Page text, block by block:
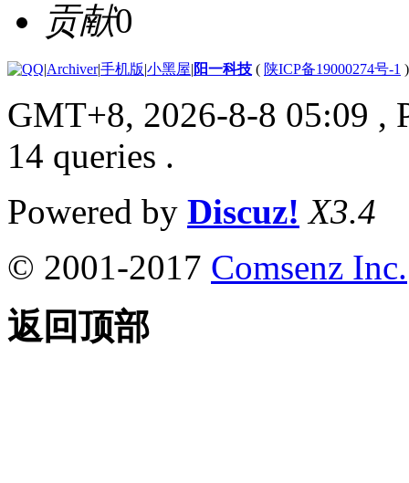
贡献0
|Archiver|手机版|小黑屋| 阳一科技 ( 陕ICP备19000274号-1 )
GMT+8, 2026-8-8 05:09 ,
14 queries .
Powered by Discuz! X3.4
© 2001-2017 Comsenz Inc.
返回顶部